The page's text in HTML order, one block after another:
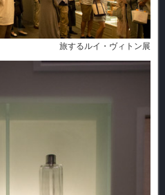
旅するルイ・ヴィトン展